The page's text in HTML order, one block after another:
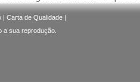
| Carta de Qualidade |
a sua reprodução.